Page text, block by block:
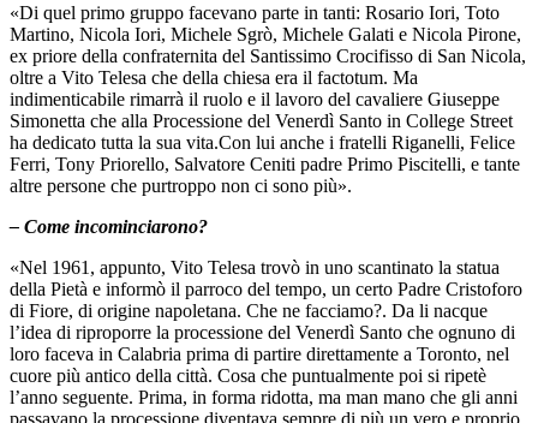
«Di quel primo gruppo facevano parte in tanti: Rosario Iori, Toto
Martino, Nicola Iori, Michele Sgrò, Michele Galati e Nicola Pirone,
ex priore della confraternita del Santissimo Crocifisso di San Nicola,
oltre a Vito Telesa che della chiesa era il factotum. Ma
indimenticabile rimarrà il ruolo e il lavoro del cavaliere Giuseppe
Simonetta che alla Processione del Venerdì Santo in College Street
ha dedicato tutta la sua vita.Con lui anche i fratelli Riganelli, Felice
Ferri, Tony Priorello, Salvatore Ceniti padre Primo Piscitelli, e tante
altre persone che purtroppo non ci sono più».
– Come incominciarono?
«Nel 1961, appunto, Vito Telesa trovò in uno scantinato la statua
della Pietà e informò il parroco del tempo, un certo Padre Cristoforo
di Fiore, di origine napoletana. Che ne facciamo?. Da li nacque
l’idea di riproporre la processione del Venerdì Santo che ognuno di
loro faceva in Calabria prima di partire direttamente a Toronto, nel
cuore più antico della città. Cosa che puntualmente poi si ripetè
l’anno seguente. Prima, in forma ridotta, ma man mano che gli anni
passavano la processione diventava sempre di più un vero e proprio